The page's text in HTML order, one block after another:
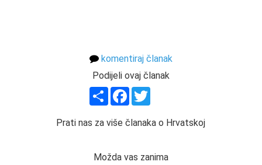
komentiraj članak
Podijeli ovaj članak
ShareFacebook
Prati nas za više članaka o Hrvatskoj
Možda vas zanima